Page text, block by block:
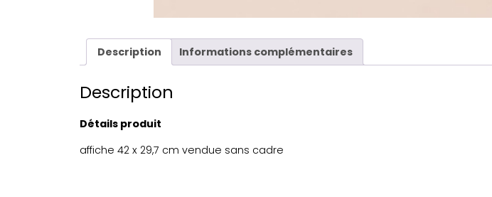
Description Informations complémentaires
Description
Détails produit
affiche 42 x 29,7 cm vendue sans cadre